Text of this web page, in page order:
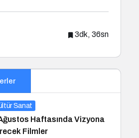
3dk, 36sn
Sanat
Haftasında Vizyona
Filmler